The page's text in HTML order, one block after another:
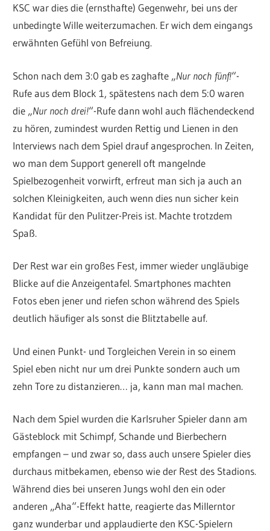
KSC war dies die (ernsthafte) Gegenwehr, bei uns der
unbedingte Wille weiterzumachen. Er wich dem eingangs
erwähnten Gefühl von Befreiung.
Schon nach dem 3:0 gab es zaghafte „Nur noch fünf!“-
Rufe aus dem Block 1, spätestens nach dem 5:0 waren
die „Nur noch drei!“-Rufe dann wohl auch flächendeckend
zu hören, zumindest wurden Rettig und Lienen in den
Interviews nach dem Spiel drauf angesprochen. In Zeiten,
wo man dem Support generell oft mangelnde
Spielbezogenheit vorwirft, erfreut man sich ja auch an
solchen Kleinigkeiten, auch wenn dies nun sicher kein
Kandidat für den Pulitzer-Preis ist. Machte trotzdem
Spaß.
Der Rest war ein großes Fest, immer wieder ungläubige
Blicke auf die Anzeigentafel. Smartphones machten
Fotos eben jener und riefen schon während des Spiels
deutlich häufiger als sonst die Blitztabelle auf.
Und einen Punkt- und Torgleichen Verein in so einem
Spiel eben nicht nur um drei Punkte sondern auch um
zehn Tore zu distanzieren… ja, kann man mal machen.
Nach dem Spiel wurden die Karlsruher Spieler dann am
Gästeblock mit Schimpf, Schande und Bierbechern
empfangen – und zwar so, dass auch unsere Spieler dies
durchaus mitbekamen, ebenso wie der Rest des Stadions.
Während dies bei unseren Jungs wohl den ein oder
anderen „Aha“-Effekt hatte, reagierte das Millerntor
ganz wunderbar und applaudierte den KSC-Spielern